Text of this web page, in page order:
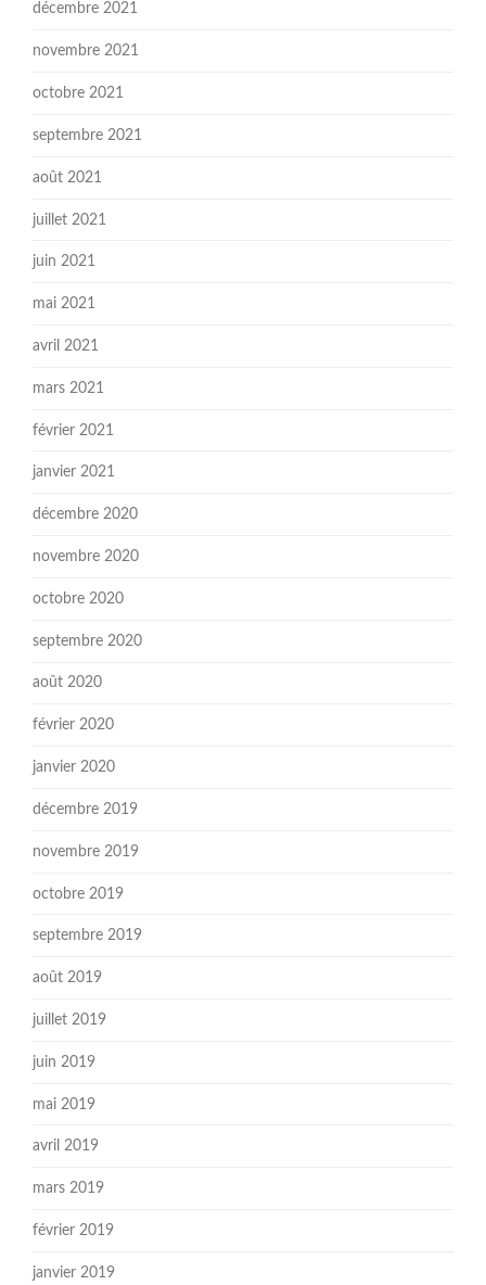
décembre 2021
novembre 2021
octobre 2021
septembre 2021
août 2021
juillet 2021
juin 2021
mai 2021
avril 2021
mars 2021
février 2021
janvier 2021
décembre 2020
novembre 2020
octobre 2020
septembre 2020
août 2020
février 2020
janvier 2020
décembre 2019
novembre 2019
octobre 2019
septembre 2019
août 2019
juillet 2019
juin 2019
mai 2019
avril 2019
mars 2019
février 2019
janvier 2019